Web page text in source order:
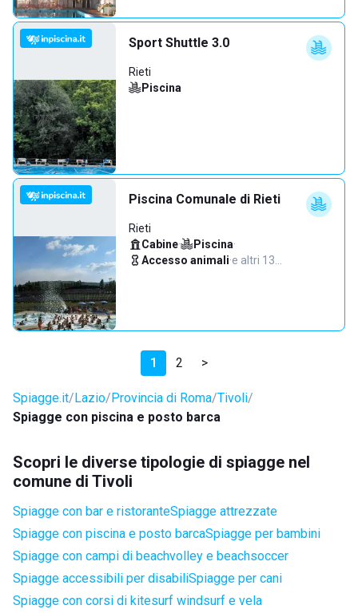
Sport Shuttle 3.0
Rieti
Piscina
Piscina Comunale di Rieti
Rieti
Cabine· Piscina·
Accesso animali·e altri 13…
1 2 >
Spiagge.it Lazio Provincia di Roma Tivoli
Spiagge con piscina e posto barca
Scopri le diverse tipologie di spiagge nel
comune di Tivoli
Spiagge con bar e ristoranteSpiagge attrezzate
Spiagge con piscina e posto barcaSpiagge per bambini
Spiagge con campi di beachvolley e beachsoccer
Spiagge accessibili per disabiliSpiagge per cani
Spiagge con corsi di kitesurf windsurf e vela